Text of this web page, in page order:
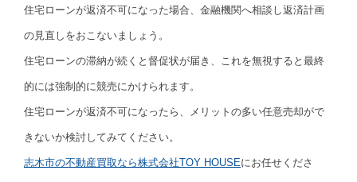
住宅ローンが返済不可になった場合、金融機関へ相談し返済計画
の見直しをおこないましょう。
住宅ローンの滞納が続くと督促状が届き、これを無視すると最終
的には強制的に競売にかけられます。
住宅ローンが返済不可になったら、メリットの多い任意売却がで
きないか検討してみてください。
志木市の不動産買取なら株式会社TOY HOUSEにお任せくださ